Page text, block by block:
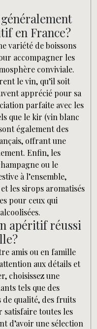
en France?
variété de boissons
accompagner les
conviviale.
le vin, qu’il soit
apprécié pour sa
parfaite avec les
que le kir (vin blanc
également des
offrant une
Enfin, les
ou le
à l’ensemble,
les sirops aromatisés
pour ceux qui
apéritif réussi
amis ou en famille
aux détails et
choisissez une
tels que des
qualité, des fruits
satisfaire toutes les
d’avoir une sélection